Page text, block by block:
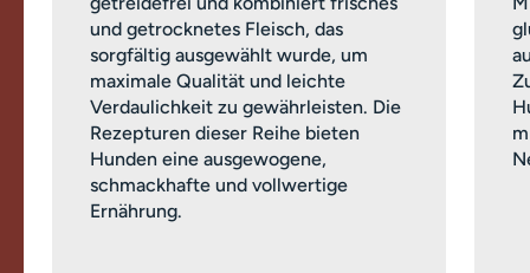
und getrocknetes Fleisch, das
sorgfältig ausgewählt wurde, um
maximale Qualität und leichte
Verdaulichkeit zu gewährleisten. Die
Rezepturen dieser Reihe bieten
Hunden eine ausgewogene,
schmackhafte und vollwertige
Ernährung.